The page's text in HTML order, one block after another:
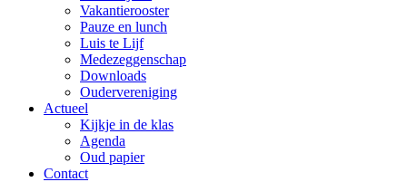
Vakantierooster
Pauze en lunch
Luis te Lijf
Medezeggenschap
Downloads
Oudervereniging
Actueel
Kijkje in de klas
Agenda
Oud papier
Contact